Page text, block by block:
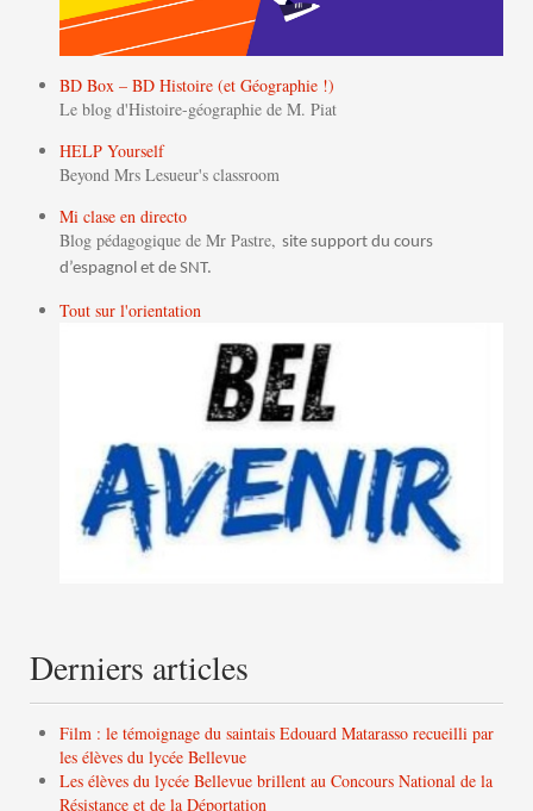
BD Box – BD Histoire (et Géographie !)
Le blog d'Histoire-géographie de M. Piat
HELP Yourself
Beyond Mrs Lesueur's classroom
Mi clase en directo
Blog pédagogique de Mr Pastre, site support du cours
d’espagnol et de SNT.
Tout sur l'orientation
Derniers articles
Film : le témoignage du saintais Edouard Matarasso recueilli par
les élèves du lycée Bellevue
Les élèves du lycée Bellevue brillent au Concours National de la
Résistance et de la Déportation